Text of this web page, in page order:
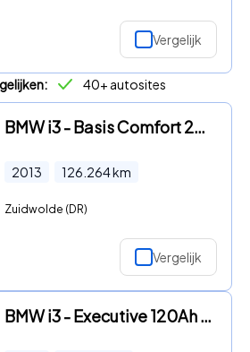
Vergelijk
40+ autosites
BMW i3 - Basis Comfort 22 kWh SOH 75, 8% '13 Navi Clima Cruise Inruil
2013 126.264km
Zuidwolde (DR)
Vergelijk
BMW i3 - Executive 120Ah 42 kWh/Schuifdak/Adaptive/Carplay/Camera